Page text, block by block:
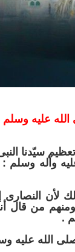
عليه وسلم
سيّدنا
وآله وسلم
لأن
من قال
.
الله عليه